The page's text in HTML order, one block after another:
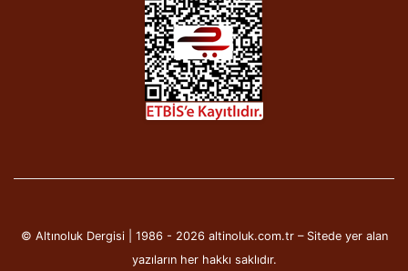
© Altınoluk Dergisi | 1986 - 2026 altinoluk.com.tr – Sitede yer alan
yazıların her hakkı saklıdır.